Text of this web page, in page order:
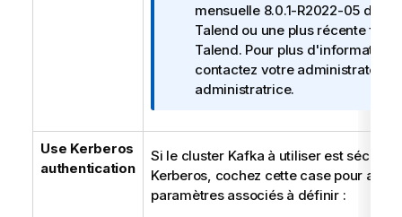
t
e
I
n
f
r
t
mensuelle 8.0.1-R2022-05 du
Talend ou une plus récente
Talend. Pour plus
contactez votre administrateur
administratrice.
Use Kerberos
authentication
Si le cluster Kafka à utiliser est
Kerberos, cochez cette case pour
paramètres associés à définir :